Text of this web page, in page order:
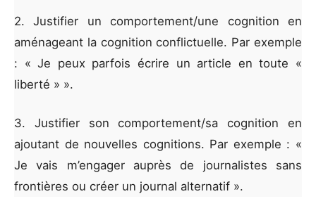
2. Justifier un comportement/une cognition en
aménageant la cognition conflictuelle. Par exemple
: « Je peux parfois écrire un article en toute «
liberté » ».
3. Justifier son comportement/sa cognition en
ajoutant de nouvelles cognitions. Par exemple : «
Je vais m’engager auprès de journalistes sans
frontières ou créer un journal alternatif ».